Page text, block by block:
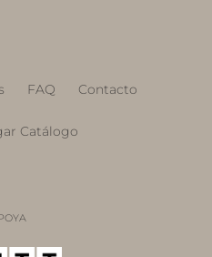
FAQ Contacto
Catálogo